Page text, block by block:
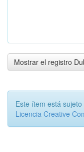
Mostrar el registro
Este ítem está
Licencia Creative